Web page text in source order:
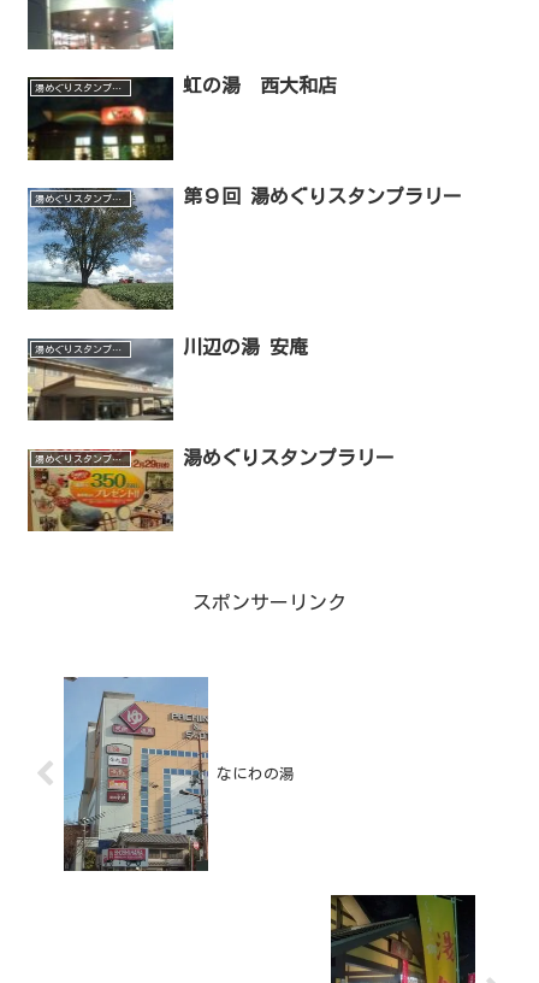
湯めぐりスタンプラリー 虹の湯 西大和店
湯めぐりスタンプラリー 第９回 湯めぐりスタンプラリー
湯めぐりスタンプラリー 川辺の湯 安庵
湯めぐりスタンプラリー 湯めぐりスタンプラリー
スポンサーリンク
なにわの湯